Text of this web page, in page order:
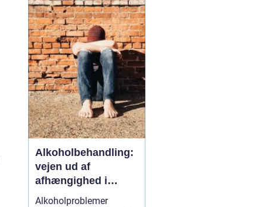
skal skilles ad, og
ejendele med
affektionsværdi, som
helst skal komme sikkert
frem. Mange vælger
der...
Alkoholbehandling:
vejen ud af
afhængighed i
trygge rammer
Alkoholproblemer